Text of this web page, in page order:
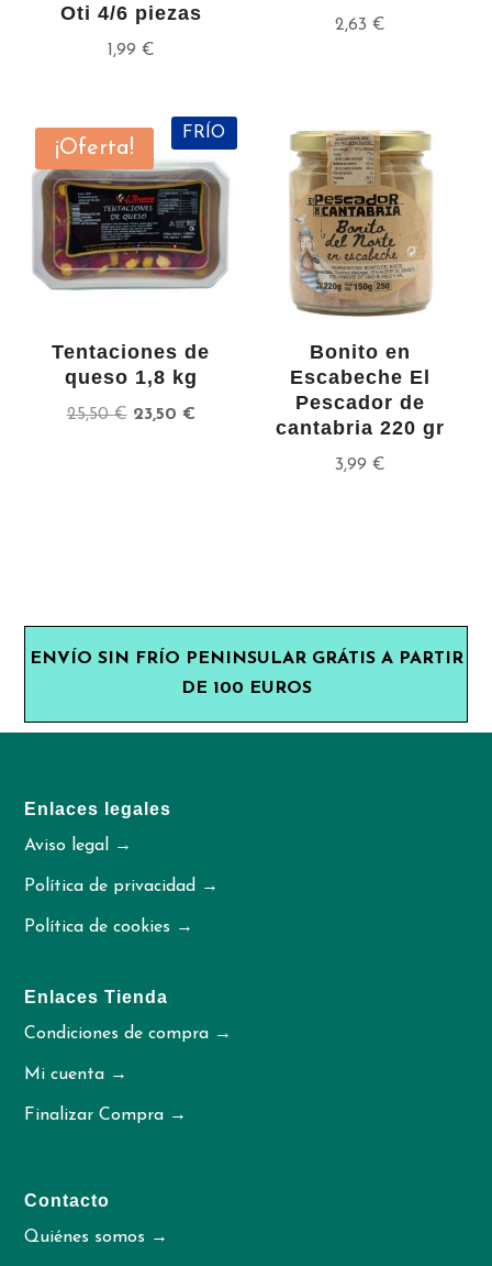
Oti 4/6 piezas
1,99 €
2,63 €
¡Oferta!
FRÍO
Tentaciones de
queso 1,8 kg
25,50€ El
23,50 €El
Bonito en
Escabeche El
Pescador de
cantabria 220 gr
3,99 €
ENVÍO SIN FRÍO PENINSULAR GRÁTIS A PARTIR
DE 100 EUROS
Enlaces legales
Aviso legal →
Política de privacidad →
Política de cookies →
Enlaces Tienda
Condiciones de compra →
Mi cuenta →
Finalizar Compra →
Contacto
Quiénes somos →